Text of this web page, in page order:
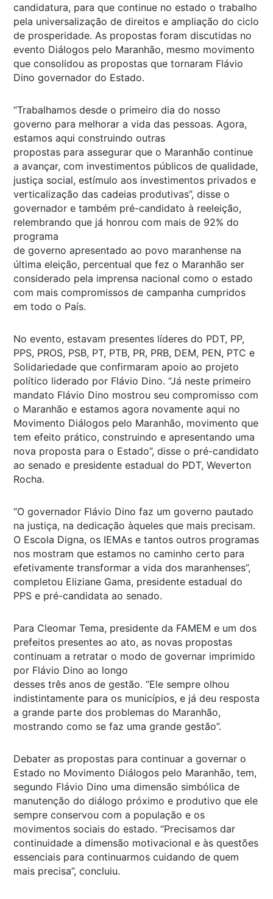
candidatura, para que continue no estado o trabalho
pela universalização de direitos e ampliação do ciclo
de prosperidade. As propostas foram discutidas no
evento Diálogos pelo Maranhão, mesmo movimento
que consolidou as propostas que tornaram Flávio
Dino governador do Estado.
“Trabalhamos desde o primeiro dia do nosso
governo para melhorar a vida das pessoas. Agora,
estamos aqui construindo outras
propostas para assegurar que o Maranhão continue
a avançar, com investimentos públicos de qualidade,
justiça social, estímulo aos investimentos privados e
verticalização das cadeias produtivas”, disse o
governador e também pré-candidato à reeleição,
relembrando que já honrou com mais de 92% do
programa
de governo apresentado ao povo maranhense na
última eleição, percentual que fez o Maranhão ser
considerado pela imprensa nacional como o estado
com mais compromissos de campanha cumpridos
em todo o País.
No evento, estavam presentes líderes do PDT, PP,
PPS, PROS, PSB, PT, PTB, PR, PRB, DEM, PEN, PTC e
Solidariedade que confirmaram apoio ao projeto
político liderado por Flávio Dino. “Já neste primeiro
mandato Flávio Dino mostrou seu compromisso com
o Maranhão e estamos agora novamente aqui no
Movimento Diálogos pelo Maranhão, movimento que
tem efeito prático, construindo e apresentando uma
nova proposta para o Estado”, disse o pré-candidato
ao senado e presidente estadual do PDT, Weverton
Rocha.
“O governador Flávio Dino faz um governo pautado
na justiça, na dedicação àqueles que mais precisam.
O Escola Digna, os IEMAs e tantos outros programas
nos mostram que estamos no caminho certo para
efetivamente transformar a vida dos maranhenses”,
completou Eliziane Gama, presidente estadual do
PPS e pré-candidata ao senado.
Para Cleomar Tema, presidente da FAMEM e um dos
prefeitos presentes ao ato, as novas propostas
continuam a retratar o modo de governar imprimido
por Flávio Dino ao longo
desses três anos de gestão. “Ele sempre olhou
indistintamente para os municípios, e já deu resposta
a grande parte dos problemas do Maranhão,
mostrando como se faz uma grande gestão”.
Debater as propostas para continuar a governar o
Estado no Movimento Diálogos pelo Maranhão, tem,
segundo Flávio Dino uma dimensão simbólica de
manutenção do diálogo próximo e produtivo que ele
sempre conservou com a população e os
movimentos sociais do estado. “Precisamos dar
continuidade a dimensão motivacional e às questões
essenciais para continuarmos cuidando de quem
mais precisa”, concluiu.